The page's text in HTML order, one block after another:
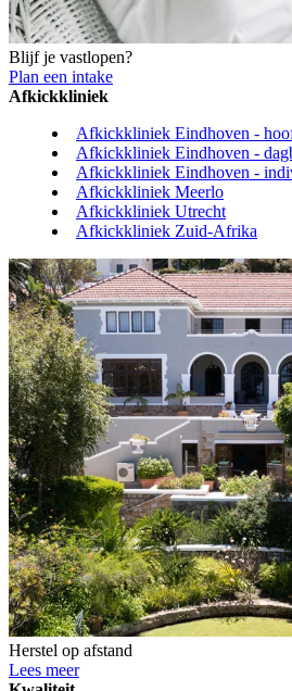
Blijf je vastlopen?
Plan een intake
Afkickkliniek
Afkickkliniek Eindhoven -
Afkickkliniek Eindhoven -
Afkickkliniek Eindhoven -
Afkickkliniek Meerlo
Afkickkliniek Utrecht
Afkickkliniek Zuid-Afrika
Herstel op afstand
Lees meer